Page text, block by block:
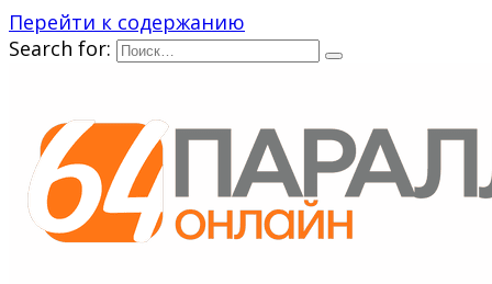
Перейти к содержанию
Search for: